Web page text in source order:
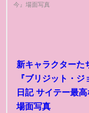
新キャラクターた
『ブリジット・ジ
日記 サイテー最高
場面写真